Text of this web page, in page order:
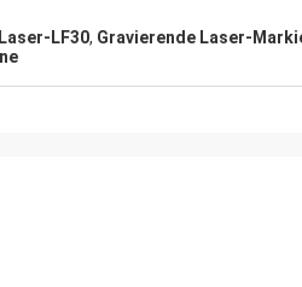
LF30, Gravierende Laser-